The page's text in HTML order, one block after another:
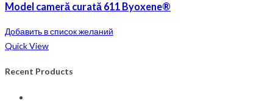
Model cameră curată 611 Byoxene®
Добавить в список желаний
Quick View
Recent Products